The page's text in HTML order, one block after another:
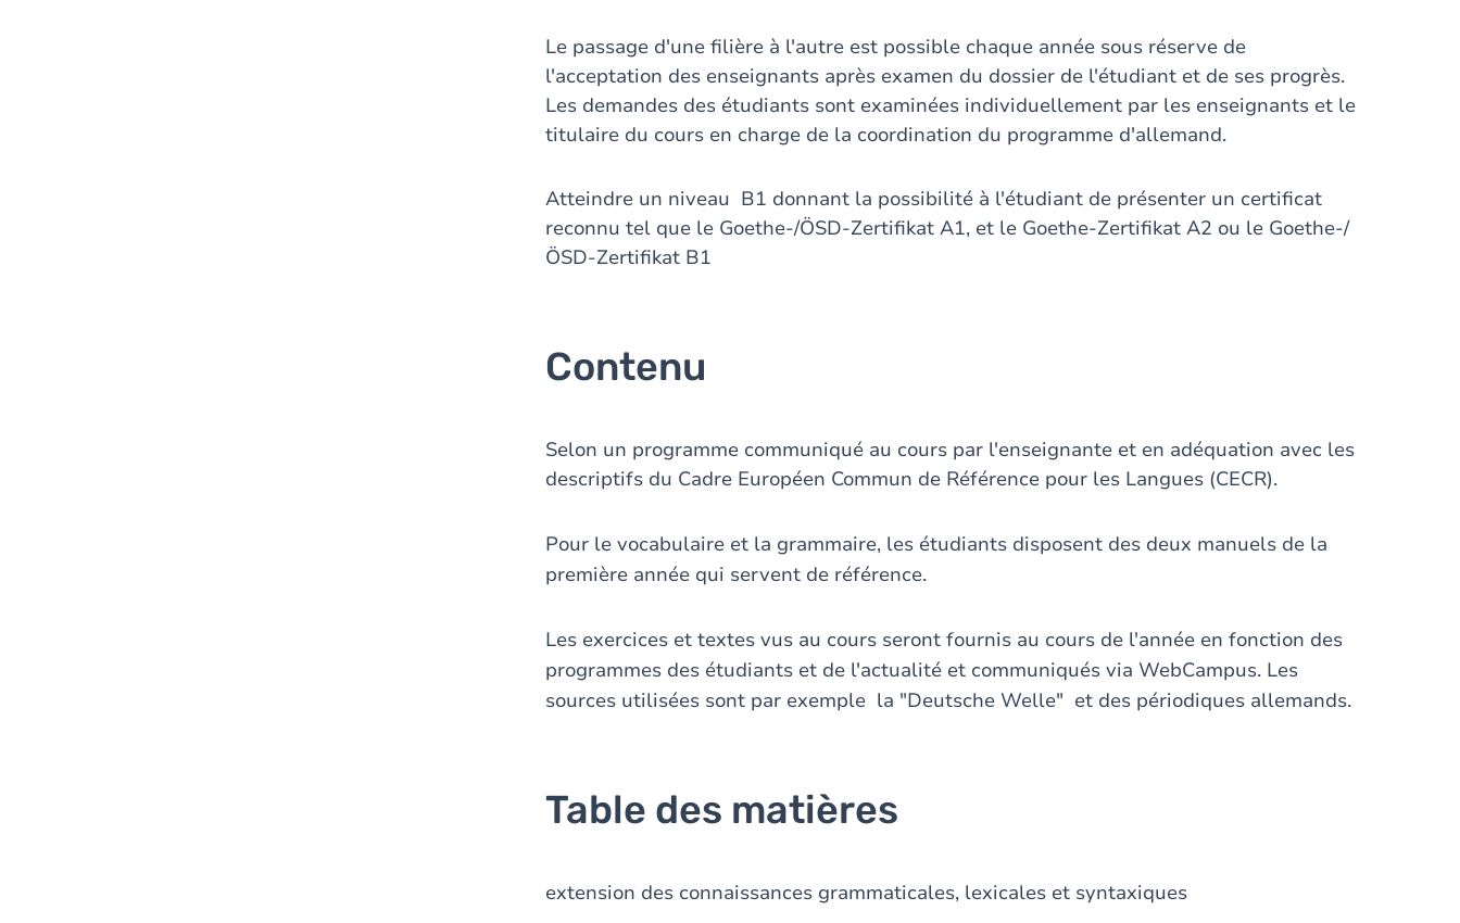
Le passage d'une filière à l'autre est possible chaque année sous réserve de
l'acceptation des enseignants après examen du dossier de l'étudiant et de ses progrès.
Les demandes des étudiants sont examinées individuellement par les enseignants et le
titulaire du cours en charge de la coordination du programme d'allemand.
Atteindre un niveau B1 donnant la possibilité à l'étudiant de présenter un certificat
reconnu tel que le Goethe-/ÖSD-Zertifikat A1, et le Goethe-Zertifikat A2 ou le Goethe-/
ÖSD-Zertifikat B1
Contenu
Selon un programme communiqué au cours par l'enseignante et en adéquation avec les
descriptifs du Cadre Européen Commun de Référence pour les Langues (CECR).
Pour le vocabulaire et la grammaire, les étudiants disposent des deux manuels de la
première année qui servent de référence.
Les exercices et textes vus au cours seront fournis au cours de l'année en fonction des
programmes des étudiants et de l'actualité et communiqués via WebCampus. Les
sources utilisées sont par exemple la "Deutsche Welle" et des périodiques allemands.
Table des matières
extension des connaissances grammaticales, lexicales et syntaxiques